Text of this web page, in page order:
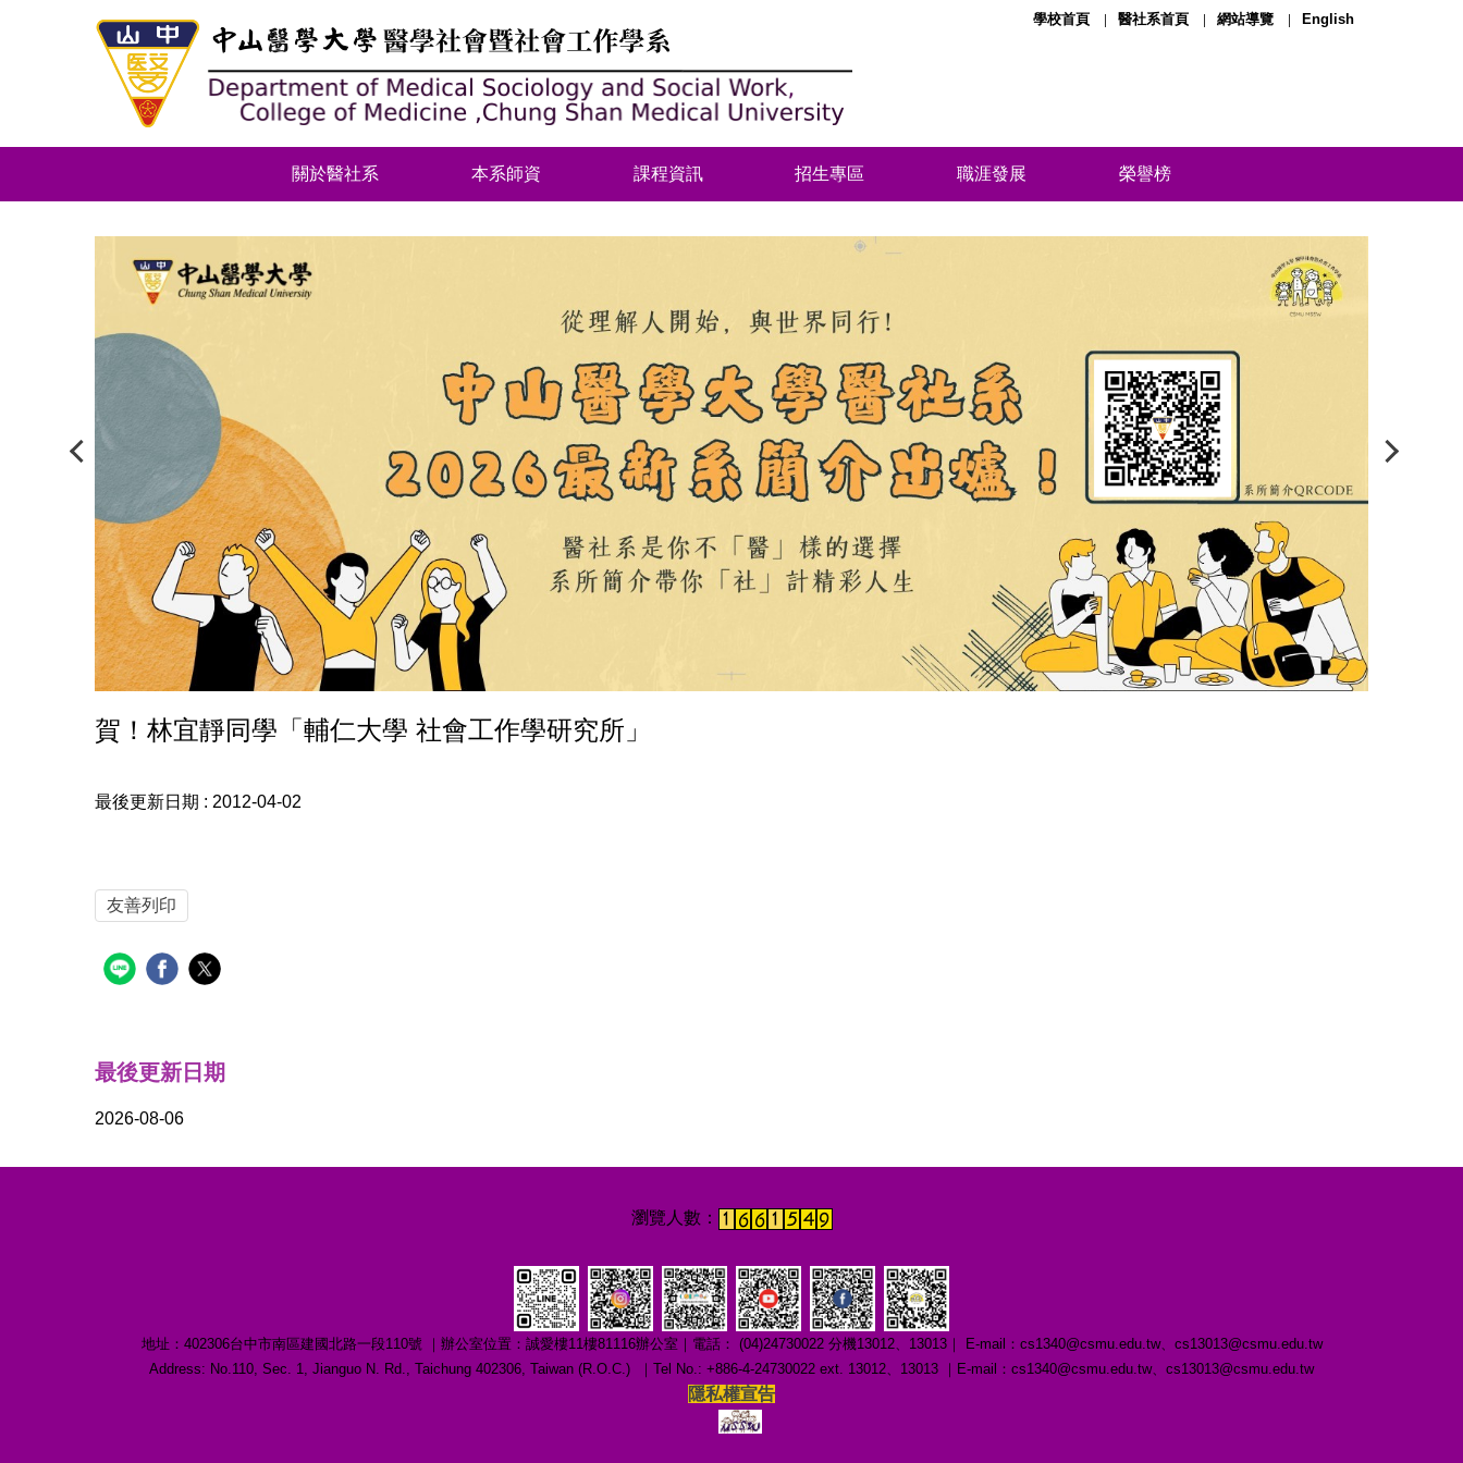
容
學校首頁 醫社系首頁 網站導覽 English
關於醫社系 本系師資 課程資訊 招生專區 職涯發展 榮譽榜
賀！林宜靜同學「輔仁大學 社會工作學研究所」
最後更新日期 : 2012-04-02
友善列印
最後更新日期
2026-08-06
地址：402306台中市南區建國北路一段110號 ｜辦公室位置：誠愛樓11樓81116辦公室｜電話： (04)24730022 分機13012、13013｜ E-mail：cs1340@csmu.edu.tw、cs13013@csmu.edu.tw
Address: No.110, Sec. 1, Jianguo N. Rd., Taichung 402306, Taiwan (R.O.C.) ｜Tel No.: +886-4-24730022 ext. 13012、13013 ｜E-mail：cs1340@csmu.edu.tw、cs13013@csmu.edu.tw
隱私權宣告